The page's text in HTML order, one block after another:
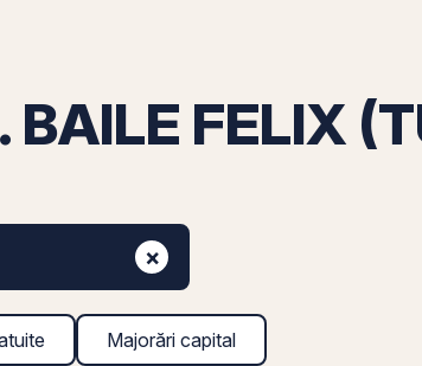
BAILE FELIX
×
Majorări capital